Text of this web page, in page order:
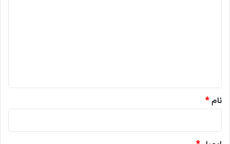
نام*